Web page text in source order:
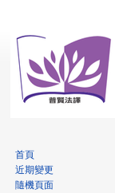
首頁
近期變更
隨機頁面